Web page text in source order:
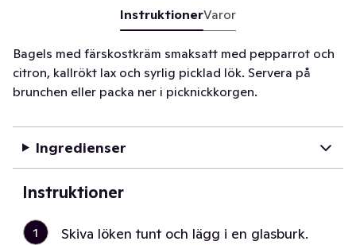
InstruktionerVaror
Bagels med färskostkräm smaksatt med pepparrot och
citron, kallrökt lax och syrlig picklad lök. Servera på
brunchen eller packa ner i picknickkorgen.
Ingredienser
Instruktioner
1
Skiva löken tunt och lägg i en glasburk.